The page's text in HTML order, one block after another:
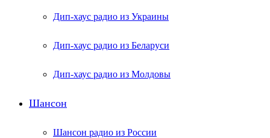
Дип-хаус радио из Украины
Дип-хаус радио из Беларуси
Дип-хаус радио из Молдовы
Шансон
Шансон радио из России